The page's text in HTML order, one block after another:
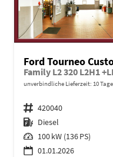
Ford Tourneo
Family L2 320 L2H1
unverbindliche Lieferzeit: 10 Tage
Fahrzeugnr. 420040
Kraftstoff Diesel
Leistung 100 kW (136 PS)
01.01.2026